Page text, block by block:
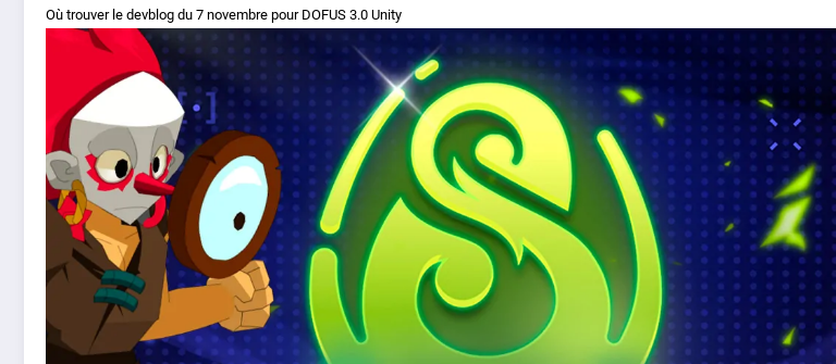
Où trouver le devblog du 7 novembre pour DOFUS 3.0 Unity